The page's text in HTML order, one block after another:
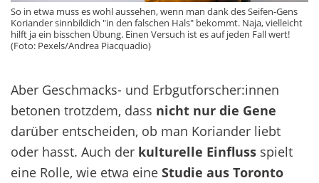
So in etwa muss es wohl aussehen, wenn man dank des Seifen-Gens
Koriander sinnbildich "in den falschen Hals" bekommt. Naja, vielleicht
hilft ja ein bisschen Übung. Einen Versuch ist es auf jeden Fall wert!
(Foto: Pexels/Andrea Piacquadio)
Aber Geschmacks- und Erbgutforscher:innen
betonen trotzdem, dass nicht nur die Gene
darüber entscheiden, ob man Koriander liebt
oder hasst. Auch der kulturelle Einfluss spielt
eine Rolle, wie etwa eine Studie aus Toronto